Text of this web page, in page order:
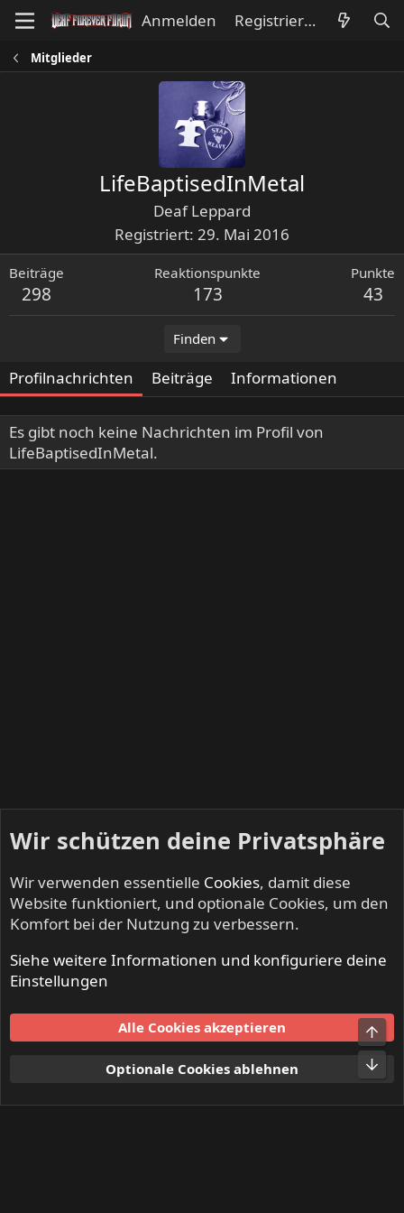
Anmelden Registrieren
Mitglieder
LifeBaptisedInMetal
Deaf Leppard
Registriert 29. Mai 2016
Beiträge
298
Reaktionspunkte
173
Punkte
43
Finden
Profilnachrichten Beiträge Informationen
Es gibt noch keine Nachrichten im Profil von
LifeBaptisedInMetal.
Mitglieder
Nutzungsbedingungen
Datenschutz
S
Wir schützen deine Privatsphäre
Wir verwenden essentielle Cookies, damit diese
Website funktioniert, und optionale Cookies, um den
Komfort bei der Nutzung zu verbessern.
Siehe weitere Informationen und konfiguriere deine
Einstellungen
Alle Cookies akzeptieren
Optionale Cookies ablehnen